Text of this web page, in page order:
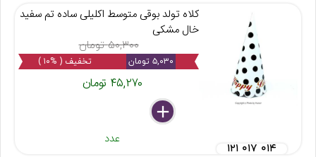
کلاه تولد بوقی متوسط اکلیلی ساده تم سفید
خال مشکی
۵۰,۳۰۰ تومان
۵,۰۳۰ تومان تخفیف ( %۱۰ )
۴۵,۲۷۰ تومان
delete
remove
add
عدد
۱۲۱ ۰۱۷ ۰۱۴